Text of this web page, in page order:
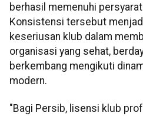
berhasil memenuhi
Konsistensi tersebut
keseriusan klub dalam
organisasi yang sehat,
berkembang mengikuti
modern.
"Bagi Persib, lisensi klub